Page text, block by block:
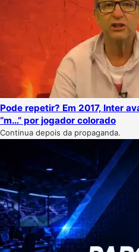
Pode repetir? Em 2017, Inter
“m…” por jogador colorado
Continua depois da propaganda.